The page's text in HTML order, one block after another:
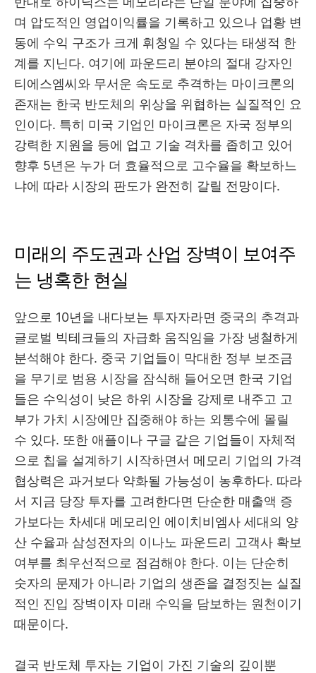
며 압도적인 영업이익률을 기록하고 있으나 업황 변
동에 수익 구조가 크게 휘청일 수 있다는 태생적 한
계를 지닌다. 여기에 파운드리 분야의 절대 강자인
티에스엠씨와 무서운 속도로 추격하는 마이크론의
존재는 한국 반도체의 위상을 위협하는 실질적인 요
인이다. 특히 미국 기업인 마이크론은 자국 정부의
강력한 지원을 등에 업고 기술 격차를 좁히고 있어
향후 5년은 누가 더 효율적으로 고수율을 확보하느
냐에 따라 시장의 판도가 완전히 갈릴 전망이다.
미래의 주도권과 산업 장벽이 보여주
는 냉혹한 현실
앞으로 10년을 내다보는 투자자라면 중국의 추격과
글로벌 빅테크들의 자급화 움직임을 가장 냉철하게
분석해야 한다. 중국 기업들이 막대한 정부 보조금
을 무기로 범용 시장을 잠식해 들어오면 한국 기업
들은 수익성이 낮은 하위 시장을 강제로 내주고 고
부가 가치 시장에만 집중해야 하는 외통수에 몰릴
수 있다. 또한 애플이나 구글 같은 기업들이 자체적
으로 칩을 설계하기 시작하면서 메모리 기업의 가격
협상력은 과거보다 약화될 가능성이 농후하다. 따라
서 지금 당장 투자를 고려한다면 단순한 매출액 증
가보다는 차세대 메모리인 에이치비엠사 세대의 양
산 수율과 삼성전자의 이나노 파운드리 고객사 확보
여부를 최우선적으로 점검해야 한다. 이는 단순히
숫자의 문제가 아니라 기업의 생존을 결정짓는 실질
적인 진입 장벽이자 미래 수익을 담보하는 원천이기
때문이다.
결국 반도체 투자는 기업이 가진 기술의 깊이뿐